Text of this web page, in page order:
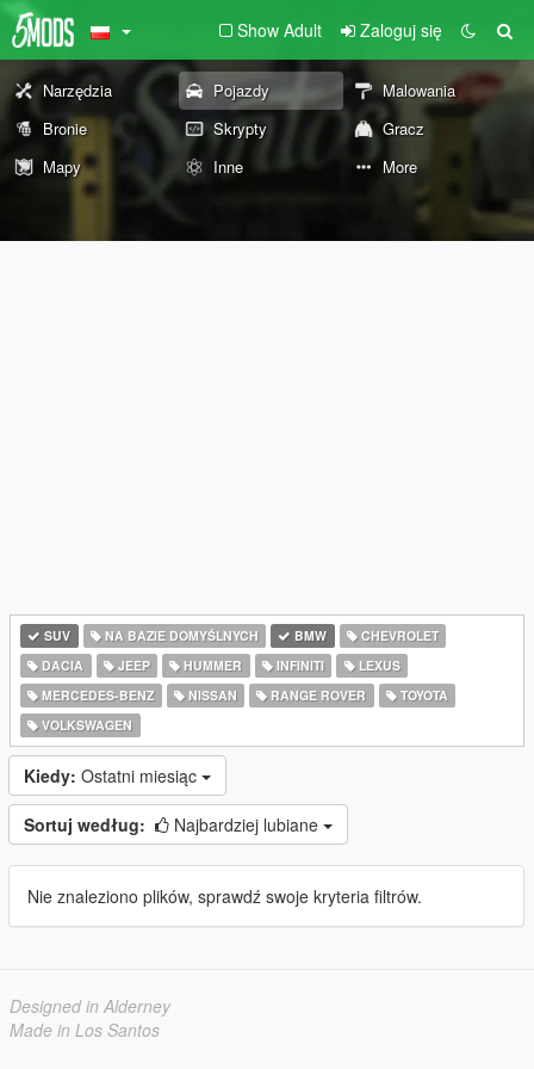
Show Adult Zaloguj się
Narzędzia Pojazdy
Malowania
Bronie
Skrypty
Gracz
Mapy
Inne More
SUV NA BAZIE DOMYŚLNYCH BMW
CHEVROLET
DACIA
JEEP HUMMER INFINITI
LEXUS
MERCEDES-BENZ
NISSAN RANGE ROVER
TOYOTA
VOLKSWAGEN
Kiedy: Ostatni miesiąc
Sortuj według: Najbardziej lubiane
Nie znaleziono plików, sprawdź swoje kryteria filtrów.
Designed in Alderney
Made in Los Santos